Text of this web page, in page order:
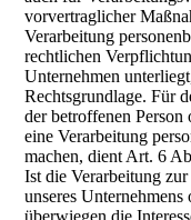
vorvertraglicher
Verarbeitung
rechtlichen
Unternehmen
Rechtsgrundlage. Für
der betroffenen Person
eine Verarbeitung
machen, dient Art. 6
Ist die Verarbeitung
unseres
überwiegen die